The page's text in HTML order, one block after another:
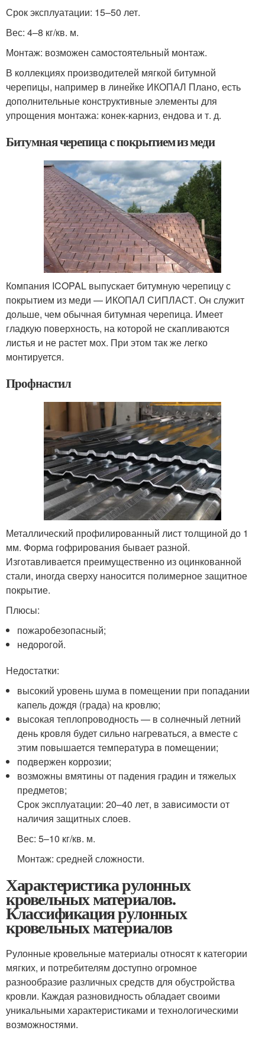
Срок эксплуатации: 15–50 лет.
Вес: 4–8 кг/кв. м.
Монтаж: возможен самостоятельный монтаж.
В коллекциях производителей мягкой битумной
черепицы, например в линейке ИКОПАЛ Плано, есть
дополнительные конструктивные элементы для
упрощения монтажа: конек-карниз, ендова и т. д.
Битумная черепица с покрытием из меди
Компания ICOPAL выпускает битумную черепицу с
покрытием из меди — ИКОПАЛ СИПЛАСТ. Он служит
дольше, чем обычная битумная черепица. Имеет
гладкую поверхность, на которой не скапливаются
листья и не растет мох. При этом так же легко
монтируется.
Профнастил
Металлический профилированный лист толщиной до 1
мм. Форма гофрирования бывает разной.
Изготавливается преимущественно из оцинкованной
стали, иногда сверху наносится полимерное защитное
покрытие.
Плюсы:
пожаробезопасный;
недорогой.
Недостатки:
высокий уровень шума в помещении при попадании
капель дождя (града) на кровлю;
высокая теплопроводность — в солнечный летний
день кровля будет сильно нагреваться, а вместе с
этим повышается температура в помещении;
подвержен коррозии;
возможны вмятины от падения градин и тяжелых
предметов;
Срок эксплуатации: 20–40 лет, в зависимости от
наличия защитных слоев.
Вес: 5–10 кг/кв. м.
Монтаж: средней сложности.
Характеристика рулонных
кровельных материалов.
Классификация рулонных
кровельных материалов
Рулонные кровельные материалы относят к категории
мягких, и потребителям доступно огромное
разнообразие различных средств для обустройства
кровли. Каждая разновидность обладает своими
уникальными характеристиками и технологическими
возможностями.